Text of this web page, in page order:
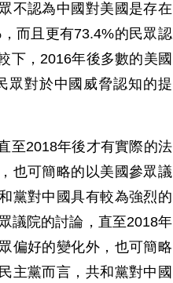
不認為中國對美國是存在
而且更有73.4%的民眾認
下，2016年後多數的美國
眾對於中國威脅認知的提
至2018年後才有實際的法
也可簡略的以美國參眾議
黨對中國具有較為強烈的
議院的討論，直至2018年
偏好的變化外，也可簡略
主黨而言，共和黨對中國